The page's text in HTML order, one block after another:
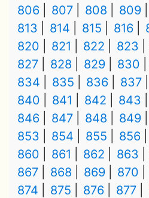
806
807 808 809
813
814 815 816
820
821 822 823
827
828 829 830
834
835 836 837
840
841 842 843
846
847 848 849
853
854 855 856
860
861 862 863
867
868 869 870
874
875 876 877